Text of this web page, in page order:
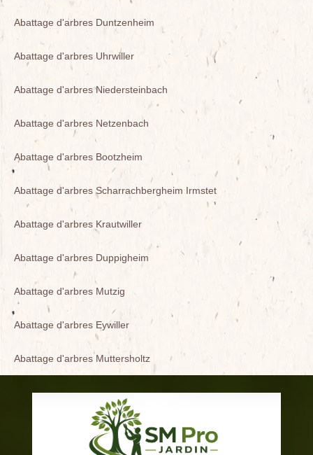
Abattage d'arbres Duntzenheim
Abattage d'arbres Uhrwiller
Abattage d'arbres Niedersteinbach
Abattage d'arbres Netzenbach
Abattage d'arbres Bootzheim
Abattage d'arbres Scharrachbergheim Irmstet
Abattage d'arbres Krautwiller
Abattage d'arbres Duppigheim
Abattage d'arbres Mutzig
Abattage d'arbres Eywiller
Abattage d'arbres Muttersholtz